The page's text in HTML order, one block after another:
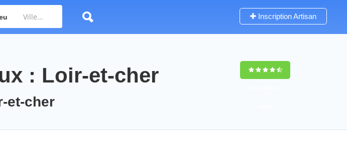
Inscription Artisan
: Loir-et-cher
et-cher